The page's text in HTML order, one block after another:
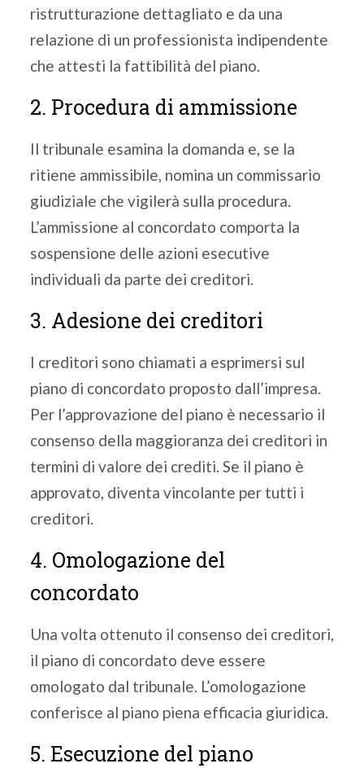
ristrutturazione dettagliato e da una
relazione di un professionista indipendente
che attesti la fattibilità del piano.
2. Procedura di ammissione
Il tribunale esamina la domanda e, se la
ritiene ammissibile, nomina un commissario
giudiziale che vigilerà sulla procedura.
L’ammissione al concordato comporta la
sospensione delle azioni esecutive
individuali da parte dei creditori.
3. Adesione dei creditori
I creditori sono chiamati a esprimersi sul
piano di concordato proposto dall’impresa.
Per l’approvazione del piano è necessario il
consenso della maggioranza dei creditori in
termini di valore dei crediti. Se il piano è
approvato, diventa vincolante per tutti i
creditori.
4. Omologazione del
concordato
Una volta ottenuto il consenso dei creditori,
il piano di concordato deve essere
omologato dal tribunale. L’omologazione
conferisce al piano piena efficacia giuridica.
5. Esecuzione del piano